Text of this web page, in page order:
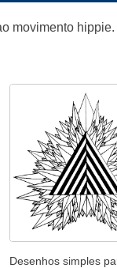
Desenhos simples